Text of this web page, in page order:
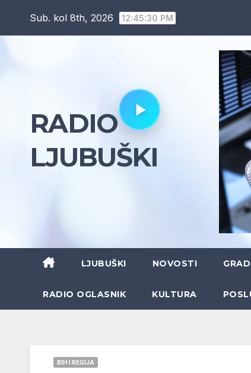
Sub. kol 8th, 2026 12:45:31 PM
RADIO
LJUBUŠKI
LJUBUŠKI NOVOSTI
RADIO OGLASNIK KULTURA
BIH I REGIJA